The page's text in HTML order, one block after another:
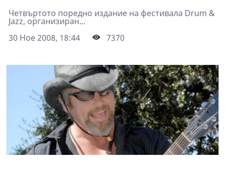
Четвъртото поредно издание на фестивала Drum &
Jazz, организиран...
30 Ное 2008, 18:44
7370